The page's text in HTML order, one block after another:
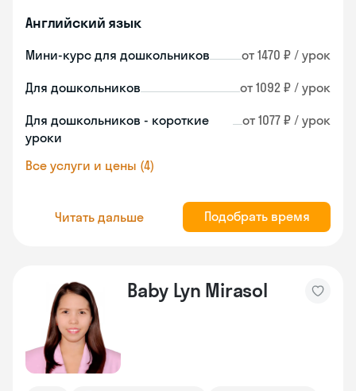
Английский язык
Мини-курс для дошкольников от 1470 ₽ / урок
Для дошкольников от 1092 ₽ / урок
Для дошкольников - короткие
уроки
от 1077 ₽ / урок
Все услуги и цены (4)
Читать дальше Подобрать время
Baby Lyn Mirasol